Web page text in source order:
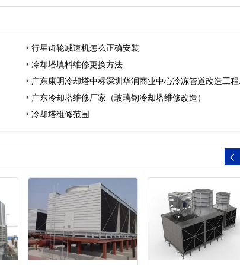
行星齿轮减速机怎么正确安装
冷却塔填料维修更换方法
广东康明冷却塔中标深圳华润商业中心冷冻管道改造工
广东冷却塔维修厂家（玻璃钢冷却塔维修改造）
冷却塔维修范围